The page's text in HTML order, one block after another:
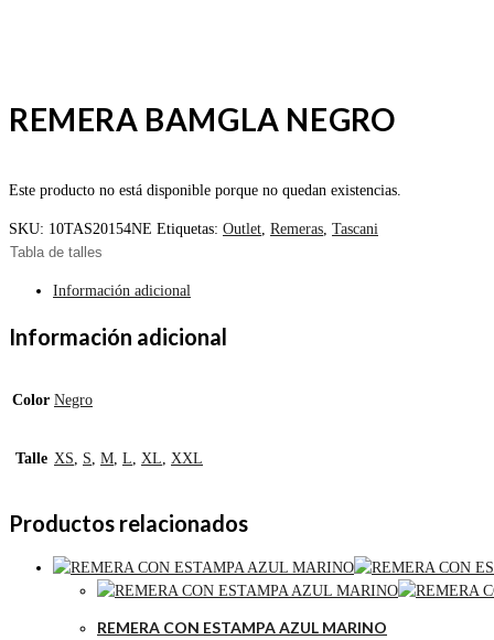
REMERA BAMGLA NEGRO
Este producto no está disponible porque no quedan existencias.
SKU: 10TAS20154NE Etiquetas: Outlet Remeras Tascani
Tabla de talles
Información adicional
Información adicional
Color Negro
Talle XS, S, M, L, XL, XXL
Productos relacionados
REMERA CON ESTAMPA AZUL MARINO